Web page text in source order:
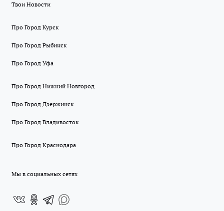
Твои Новости
Про Город Курск
Про Город Рыбинск
Про Город Уфа
Про Город Нижний Новгород
Про Город Дзержинск
Про Город Владивосток
Про Город Краснодара
Мы в социальных сетях